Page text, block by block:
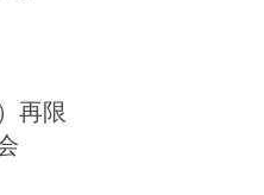
再限